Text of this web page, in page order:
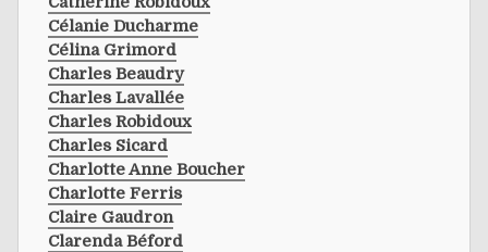
Célanie Ducharme
Célina Grimord
Charles Beaudry
Charles Lavallée
Charles Robidoux
Charles Sicard
Charlotte Anne Boucher
Charlotte Ferris
Claire Gaudron
Clarenda Béford